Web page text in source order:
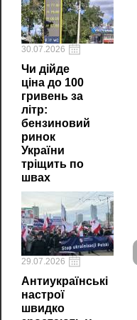
30.07.2026
Чи дійде
ціна до 100
гривень за
літр:
бензиновий
ринок
України
тріщить по
швах
29.07.2026
Антиукраїнські
настрої
швидко